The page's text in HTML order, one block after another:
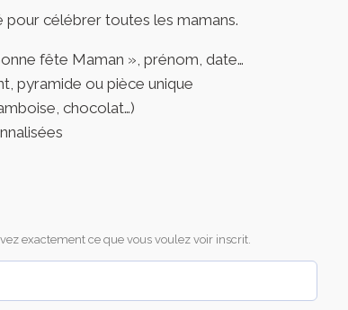
pour célébrer toutes les mamans.
fête Maman », prénom, date…
pyramide ou pièce unique
chocolat…)
exactement ce que vous voulez voir inscrit.